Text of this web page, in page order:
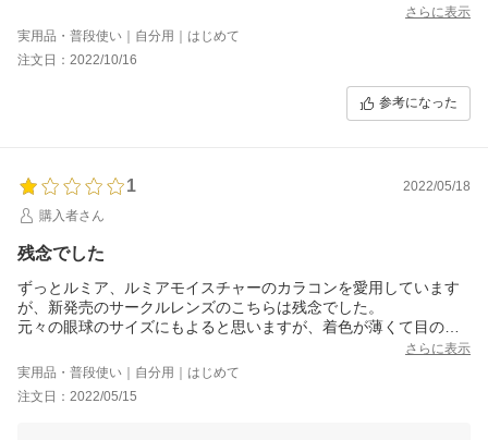
さらに表示
実用品・普段使い｜自分用｜はじめて
注文日：2022/10/16
参考になった
1
2022/05/18
購入者さん
残念でした
ずっとルミア、ルミアモイスチャーのカラコンを愛用しています
が、新発売のサークルレンズのこちらは残念でした。
元々の眼球のサイズにもよると思いますが、着色が薄くて目の縁
が透けます。スタッフさんの着用画像が上がるまで待てばよかっ
たです。宣材写真はあてになりません。
サークルレンズではなく、着色直径の小さいカラコンを作ったほ
うが良かったのではないかと思いました・・・
さらに表示
実用品・普段使い｜自分用｜はじめて
注文日：2022/05/15